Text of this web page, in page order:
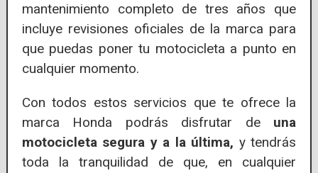
mantenimiento completo de tres años que
incluye revisiones oficiales de la marca para
que puedas poner tu motocicleta a punto en
cualquier momento.
Con todos estos servicios que te ofrece la
marca Honda podrás disfrutar deuna
motocicleta segura y a la última, y tendrás
toda la tranquilidad de que, en cualquier